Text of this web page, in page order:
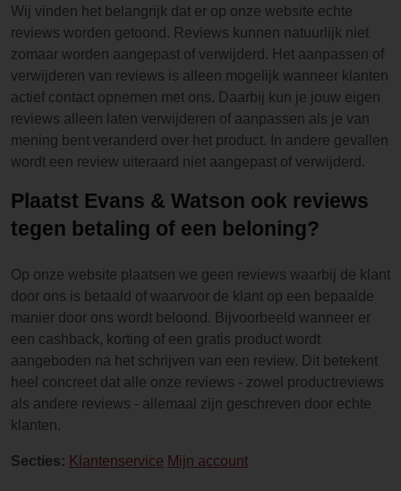
Wij vinden het belangrijk dat er op onze website echte
reviews worden getoond. Reviews kunnen natuurlijk niet
zomaar worden aangepast of verwijderd. Het aanpassen of
verwijderen van reviews is alleen mogelijk wanneer klanten
actief contact opnemen met ons. Daarbij kun je jouw eigen
reviews alleen laten verwijderen of aanpassen als je van
mening bent veranderd over het product. In andere gevallen
wordt een review uiteraard niet aangepast of verwijderd.
Plaatst Evans & Watson ook reviews
tegen betaling of een beloning?
Op onze website plaatsen we geen reviews waarbij de klant
door ons is betaald of waarvoor de klant op een bepaalde
manier door ons wordt beloond. Bijvoorbeeld wanneer er
een cashback, korting of een gratis product wordt
aangeboden na het schrijven van een review. Dit betekent
heel concreet dat alle onze reviews - zowel productreviews
als andere reviews - allemaal zijn geschreven door echte
klanten.
Secties: Klantenservice Mijn account